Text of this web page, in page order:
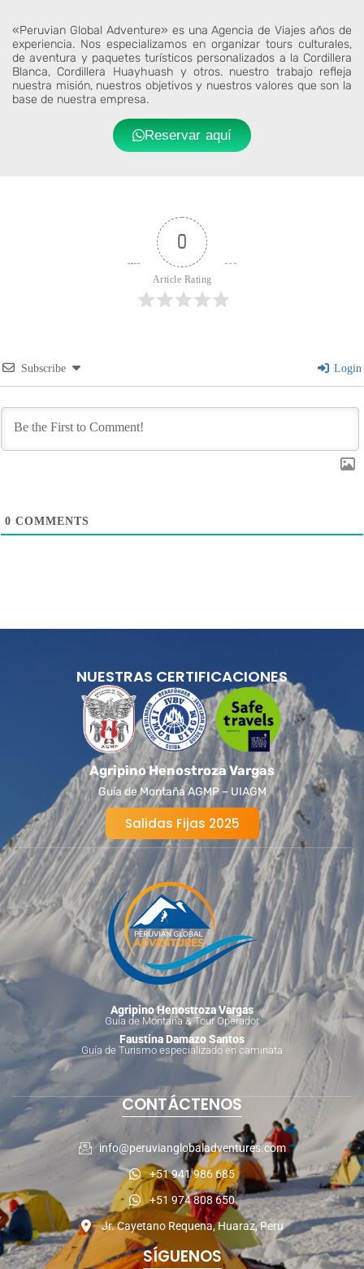
«Peruvian Global Adventure» es una Agencia de Viajes años de
experiencia. Nos especializamos en organizar tours culturales,
de aventura y paquetes turísticos personalizados a la Cordillera
Blanca, Cordillera Huayhuash y otros. nuestro trabajo refleja
nuestra misión, nuestros objetivos y nuestros valores que son la
base de nuestra empresa.
Reservar aquí
0
Article Rating
Subscribe Login
0 COMMENTS
NUESTRAS CERTIFICACIONES
Agripino Henostroza Vargas
Guía de Montaña AGMP – UIAGM
Salidas Fijas 2025
Agripino Henostroza Vargas
Guía de Montaña & Tour Operador
Faustina Damazo Santos
Guía de Turismo especializado en caminata
CONTÁCTENOS
info@peruvianglobaladventures.com
+51 941 986 685
+51 974 808 650
Jr. Cayetano Requena, Huaraz, Peru
SÍGUENOS